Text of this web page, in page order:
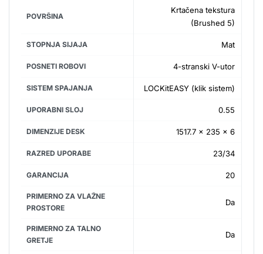
POVRŠINA
Krtačena tekstura
(Brushed 5)
STOPNJA SIJAJA Mat
POSNETI ROBOVI 4-stranski V-utor
SISTEM SPAJANJA LOCKitEASY (klik sistem)
UPORABNI SLOJ 0.55
DIMENZIJE DESK 1517.7 x 235 x 6
RAZRED UPORABE 23/34
GARANCIJA 20
PRIMERNO ZA VLAŽNE
PROSTORE
Da
PRIMERNO ZA TALNO
GRETJE
Da